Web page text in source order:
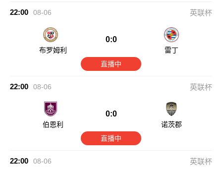
22:00 08-06 英联杯
布罗姆利
0:0
雷丁
直播中
22:00 08-06 英联杯
伯恩利
0:0
诺茨郡
直播中
22:00 08-06 英联杯